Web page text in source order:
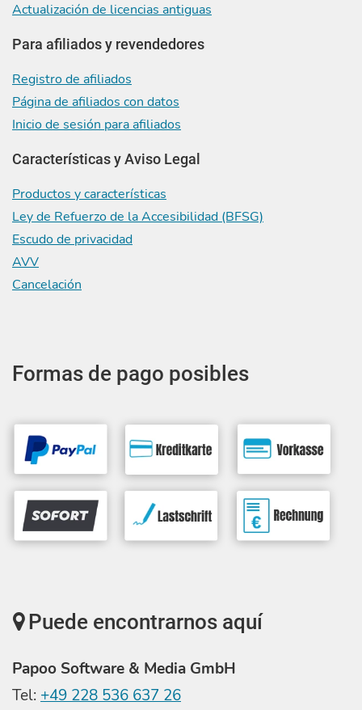
Actualización de licencias antiguas
Para afiliados y revendedores
Registro de afiliados
Página de afiliados con datos
Inicio de sesión para afiliados
Características y Aviso Legal
Productos y características
Ley de Refuerzo de la Accesibilidad (BFSG)
Escudo de privacidad
AVV
Cancelación
Formas de pago posibles
Puede encontrarnos aquí
Papoo Software & Media GmbH
Tel: +49 228 536 637 26